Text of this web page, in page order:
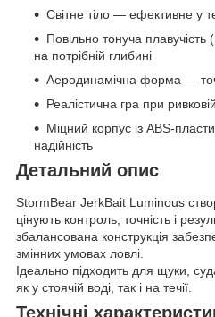
Світне тіло — ефективне у
Повільно тонуча
на потрібній глибині
Аеродинамічна форма —
Реалістична гра при
Міцний корпус із ABS-
надійність
Детальний опис
StormBear JerkBait Luminous
цінують контроль, точність і
збалансована конструкція
змінних умовах ловлі.
Ідеально підходить для щуки,
як у стоячій воді, так і на течії.
Технічні